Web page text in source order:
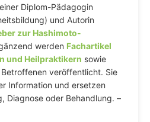
Diplom-Pädagogin
und Autorin
zur Hashimoto-
werden Fachartikel
und Heilpraktikern sowie
veröffentlicht. Sie
Information und ersetzen
Diagnose oder Behandlung. –